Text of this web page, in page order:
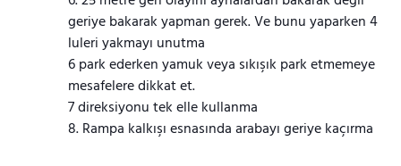
geriye bakarak yapman gerek. Ve bunu yaparken 4
luleri yakmayı unutma
6 park ederken yamuk veya sıkışık park etmemeye
mesafelere dikkat et.
7 direksiyonu tek elle kullanma
8. Rampa kalkışı esnasında arabayı geriye kaçırma